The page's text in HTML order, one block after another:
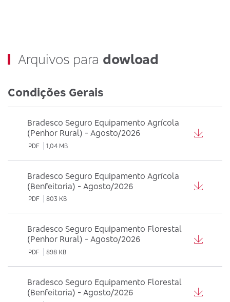
Arquivos para dowload
Condições Gerais
Bradesco Seguro Equipamento Agrícola
(Penhor Rural) - Agosto/2026
PDF 1,04 MB
Bradesco Seguro Equipamento Agrícola
(Benfeitoria) - Agosto/2026
PDF 803 KB
Bradesco Seguro Equipamento Florestal
(Penhor Rural) - Agosto/2026
PDF 898 KB
Bradesco Seguro Equipamento Florestal
(Benfeitoria) - Agosto/2026